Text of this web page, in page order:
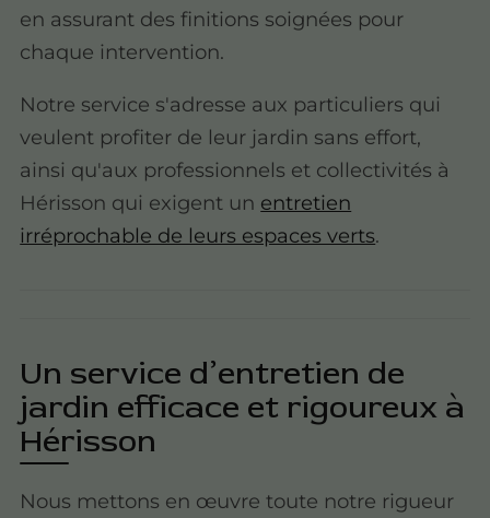
en assurant des finitions soignées pour
chaque intervention.
Notre service s'adresse aux particuliers qui
veulent profiter de leur jardin sans effort,
ainsi qu'aux professionnels et collectivités à
Hérisson qui exigent un entretien
irréprochable de leurs espaces verts.
Un service d’entretien de
jardin efficace et rigoureux à
Hérisson
Nous mettons en œuvre toute notre rigueur